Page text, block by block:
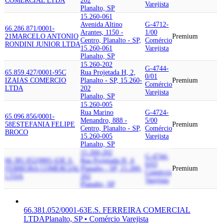
Planalto, SP
Varejista
66.286.871/0001-
21MARCELO ANTONIO
RONDINI JUNIOR LTDA
15.260-061
Avenida Altino
Arantes, 1150 -
Centro, Planalto - SP,
15.260-061
Planalto, SP
G-4712-
1/00
Comércio
Varejista
Premium
65.859.427/0001-95C
IZAIAS COMERCIO
LTDA
15.260-202
Rua Projetada H, 2,
Planalto - SP, 15.260-
202
Planalto, SP
G-4744-
0/01
Comércio
Varejista
Premium
65.096.856/0001-
58ESTEFANIA FELIPE
BROCO
15.260-005
Rua Marino
Menandro, 888 -
Centro, Planalto - SP,
15.260-005
Planalto, SP
G-4724-
5/00
Comércio
Varejista
Premium
66.381.052/0001-63E.S.
FERREIRA COMERCIAL
15.260-202
Rua Projetada H, 4,
Planalto - SP, 15.260-
Planalto, SP
G-4744-
Comércio
Varejista
Premium
66.381.052/0001-63E.S. FERREIRA COMERCIAL
LTDAPlanalto, SP • Comércio Varejista